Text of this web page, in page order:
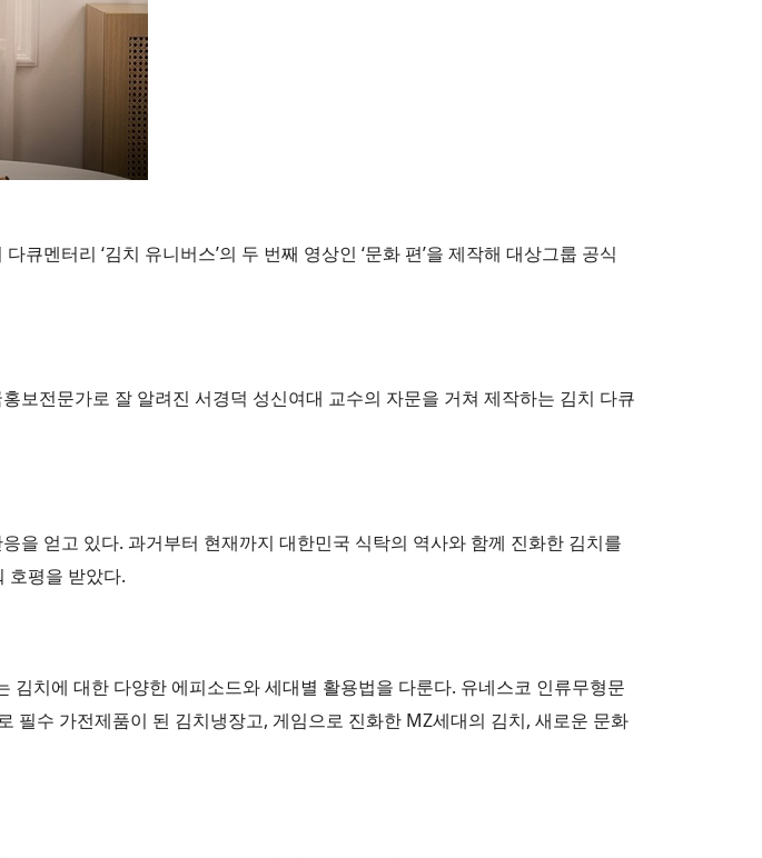
멘터리 ‘김치 유니버스’의 두 번째 영상인 ‘문화 편’을 제작해 대상그룹 공식
보전문가로 잘 알려진 서경덕 성신여대 교수의 자문을 거쳐 제작하는 김치 다큐
을 얻고 있다. 과거부터 현재까지 대한민국 식탁의 역사와 함께 진화한 김치를
호평을 받았다.
김치에 대한 다양한 에피소드와 세대별 활용법을 다룬다. 유네스코 인류무형문
필수 가전제품이 된 김치냉장고, 게임으로 진화한 MZ세대의 김치, 새로운 문화